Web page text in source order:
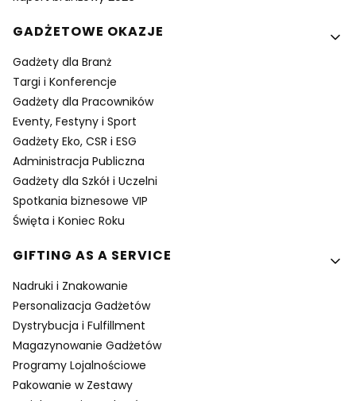
GADŻETOWE OKAZJE
Gadżety dla Branż
Targi i Konferencje
Gadżety dla Pracowników
Eventy, Festyny i Sport
Gadżety Eko, CSR i ESG
Administracja Publiczna
Gadżety dla Szkół i Uczelni
Spotkania biznesowe VIP
Święta i Koniec Roku
GIFTING AS A SERVICE
Nadruki i Znakowanie
Personalizacja Gadżetów
Dystrybucja i Fulfillment
Magazynowanie Gadżetów
Programy Lojalnościowe
Pakowanie w Zestawy